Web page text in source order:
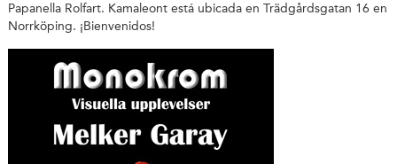
Papanella Rolfart. Kamaleont está ubicada en Trädgårdsgatan 16 en
Norrköping. ¡Bienvenidos!